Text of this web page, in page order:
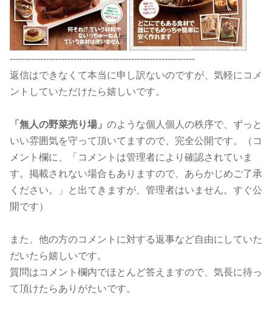
-------------------------------------------------------------
返信はできなくて本当に申し訳ないのですが、気軽にコメ
ントしていただけたら嬉しいです。
「無人の野菜売り場」 のような個人個人の秩序で、ずっと
いい雰囲気を守って頂いてますので、完全公開です。（コ
メント欄に、「コメントは管理者により確認されていま
す。掲載されない場合もありますので、あらかじめご了承
ください。」と出てきますが、管理者はいません。すぐ公
開です）
また、他の方のコメントに対する返事など自由にしていた
だいたら嬉しいです。
質問はコメント欄内でほとんど答えますので、気長に待っ
て頂けたらありがたいです。